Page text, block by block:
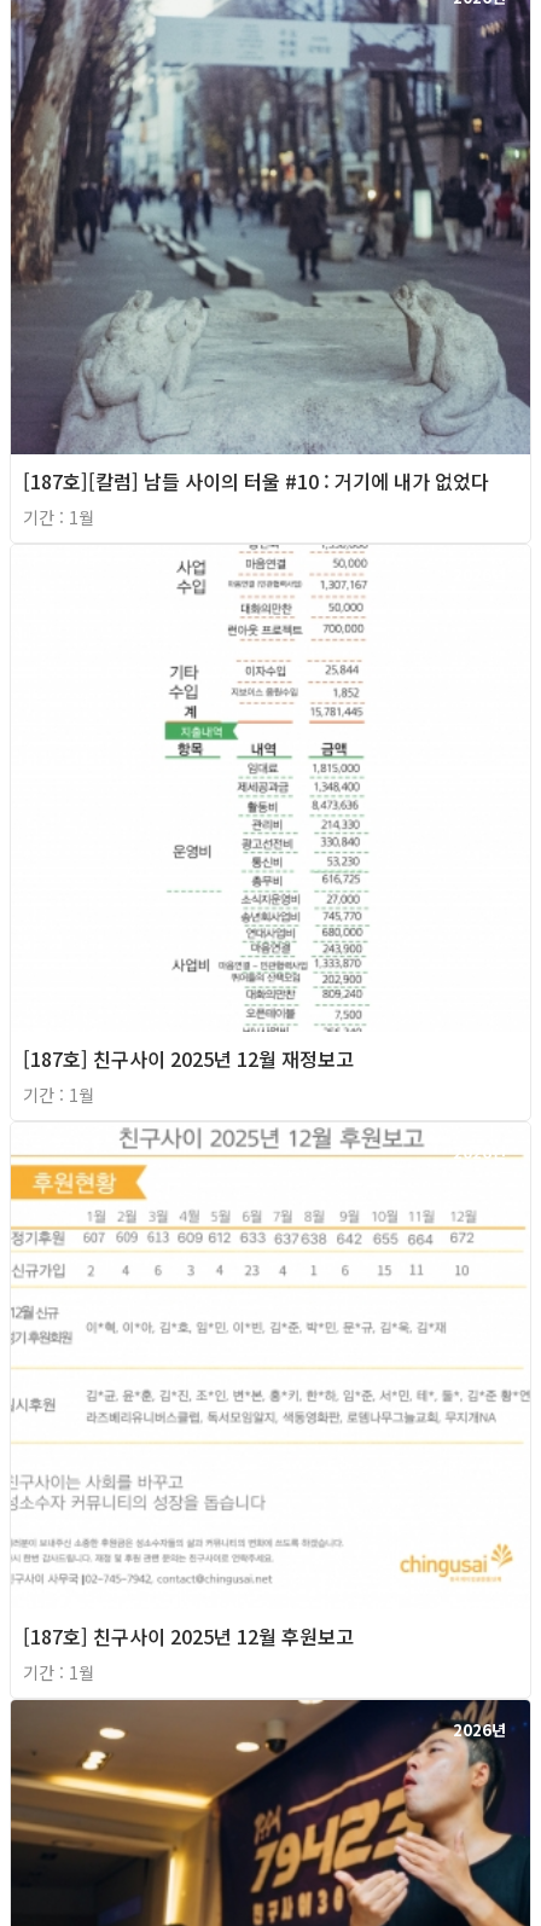
[187호][칼럼] 남들 사이의 터울 #10 : 거기에 내가 없었다
기간 : 1월
[187호] 친구사이 2025년 12월 재정보고
기간 : 1월
2026년
[187호] 친구사이 2025년 12월 후원보고
기간 : 1월
2026년